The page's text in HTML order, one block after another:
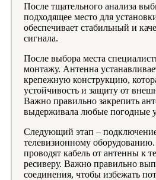
После тщательного анализа
подходящее место для
обеспечивает стабильный и
сигнала.
После выбора места
монтажу. Антенна
крепежную конструкцию,
устойчивость и защиту от
Важно правильно закрепить
выдерживала любые погодные
Следующий этап –
телевизионному
проводят кабель от антенны к
ресиверу. Важно правильно
соединения, чтобы избежать